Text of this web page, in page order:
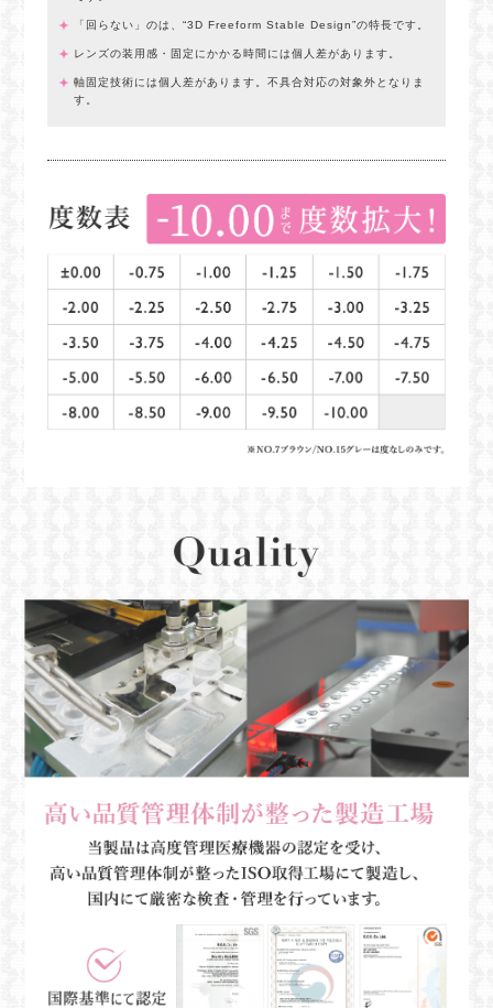
「回らない」のは、“3D Freeform Stable Design”の特長です。
レンズの装用感・固定にかかる時間には個人差があります。
軸固定技術には個人差があります。不具合対応の対象外となりま
す。